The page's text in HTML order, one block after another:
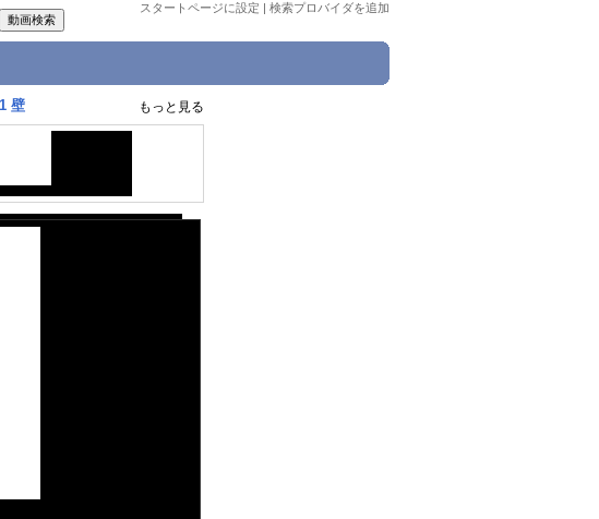
スタートページに設定 | 検索プロバイダを追加
壁 もっと見る